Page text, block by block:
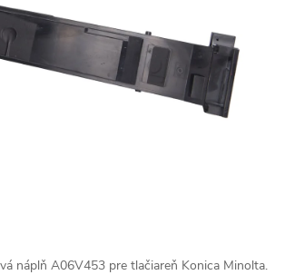
náplň A06V453 pre tlačiareň Konica Minolta.